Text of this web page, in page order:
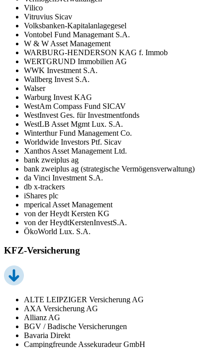
Vilico
Vitruvius Sicav
Volksbanken-Kapitalanlagegesel
Vontobel Fund Managemant S.A.
W & W Asset Management
WARBURG-HENDERSON KAG f. Immob
WERTGRUND Immobilien AG
WWK Investment S.A.
Wallberg Invest S.A.
Walser
Warburg Invest KAG
WestAm Compass Fund SICAV
WestInvest Ges. für Investmentfonds
WestLB Asset Mgmt Lux. S.A.
Winterthur Fund Management Co.
Worldwide Investors Ptf. Sicav
Xanthos Asset Management Ltd.
bank zweiplus ag
bank zweiplus ag (strategische Vermögensverwaltung)
da Vinci Investment S.A.
db x-trackers
iShares plc
mperical Asset Management
von der Heydt Kersten KG
von der HeydtKerstenInvestS.A.
ÖkoWorld Lux. S.A.
KFZ-Versicherung
ALTE LEIPZIGER Versicherung AG
AXA Versicherung AG
Allianz AG
BGV / Badische Versicherungen
Bavaria Direkt
Campingfreunde Assekuradeur GmbH